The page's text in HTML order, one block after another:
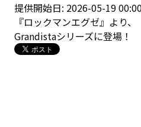
提供開始日: 2026-05-19
『ロックマンエグゼ』より
Grandistaシリーズに登場！